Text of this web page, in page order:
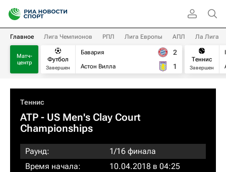
Главное Лига Чемпионов РПЛ Лига Европы АПЛ Ла Лига
Матч-
центр
Футбол
Завершен
Бавария
Астон Вилла
2
1
Теннис
Завершен
Теннис
ATP - US Men's Clay Court
Championships
Раунд:
1/16 финала
Время начала:
10.04.2018 в 04:25